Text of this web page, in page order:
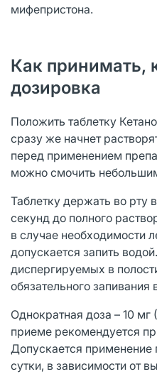
мифепристона.
Как принимать,
дозировка
Положить таблетку
сразу же начнет
перед применением
можно смочить
Таблетку держать во рту
секунд до полного
в случае необходимости
допускается запить
диспергируемых в
обязательного запивания
Однократная доза – 10 мг
приеме рекомендуется
Допускается применение
сутки, в зависимости от